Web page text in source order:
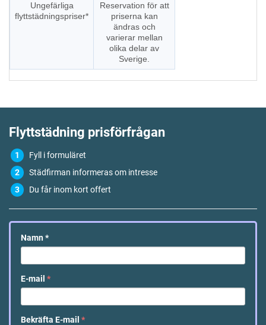
Ungefärliga
flyttstädningspriser*
Reservation för att
priserna kan
ändras och
varierar mellan
olika delar av
Sverige.
Flyttstädning prisförfrågan
Fyll i formuläret
Städfirman informeras om intresse
Du får inom kort offert
Namn *
E-mail *
Bekräfta E-mail *